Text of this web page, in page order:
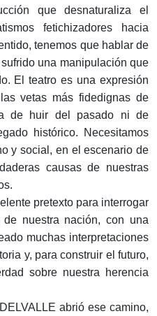
que desnaturaliza el
fetichizadores hacia
tenemos que hablar de
una manipulación que
El teatro es una expresión
vetas más fidedignas de
de huir del pasado ni de
histórico. Necesitamos
y social, en el escenario de
causas de nuestras
pretexto para interrogar
nuestra nación, con una
muchas interpretaciones
y, para construir el futuro,
sobre nuestra herencia
abrió ese camino,